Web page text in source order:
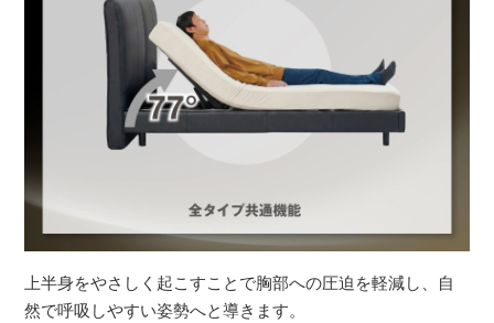
上半身をやさしく起こすことで胸部への圧迫を軽減し、自
然で呼吸しやすい姿勢へと導きます。